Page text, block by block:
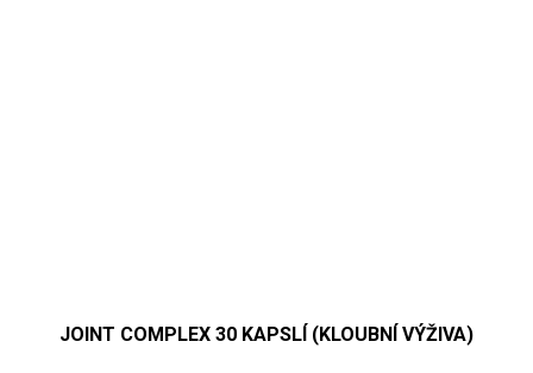
JOINT COMPLEX 30 KAPSLÍ (KLOUBNÍ VÝŽIVA)